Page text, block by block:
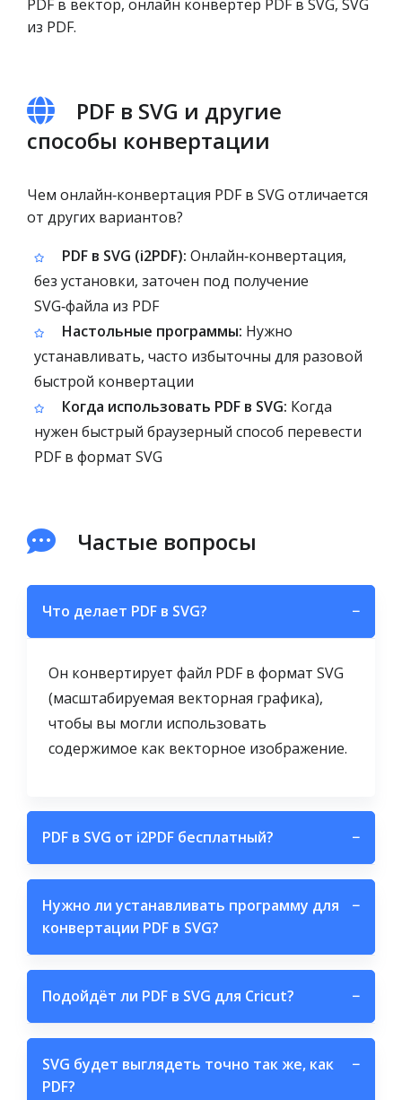
PDF в вектор, онлайн конвертер PDF в SVG, SVG
из PDF.
PDF в SVG и другие
способы конвертации
Чем онлайн‑конвертация PDF в SVG отличается
от других вариантов?
PDF в SVG (i2PDF): Онлайн‑конвертация,
без установки, заточен под получение
SVG‑файла из PDF
Настольные программы: Нужно
устанавливать, часто избыточны для разовой
быстрой конвертации
Когда использовать PDF в SVG: Когда
нужен быстрый браузерный способ перевести
PDF в формат SVG
Частые вопросы
Что делает PDF в SVG? −
Он конвертирует файл PDF в формат SVG
(масштабируемая векторная графика),
чтобы вы могли использовать
содержимое как векторное изображение.
PDF в SVG от i2PDF бесплатный? −
Нужно ли устанавливать программу для
конвертации PDF в SVG?
−
Подойдёт ли PDF в SVG для Cricut? −
SVG будет выглядеть точно так же, как
PDF?
−